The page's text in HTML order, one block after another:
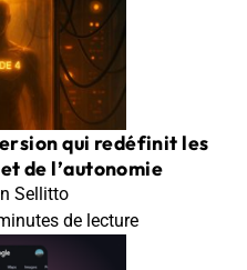
qui redéfinit les
de l’autonomie
Sellitto
de lecture